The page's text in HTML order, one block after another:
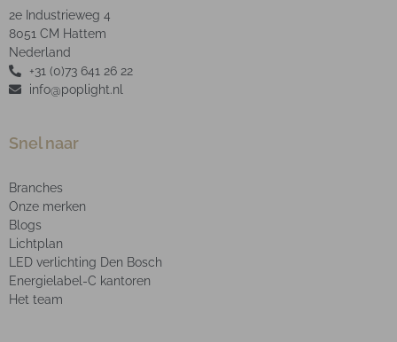
2e Industrieweg 4
8051 CM Hattem
Nederland
+31 (0)73 641 26 22
info@poplight.nl
Snel naar
Branches
Onze merken
Blogs
Lichtplan
LED verlichting Den Bosch
Energielabel-C kantoren
Het team